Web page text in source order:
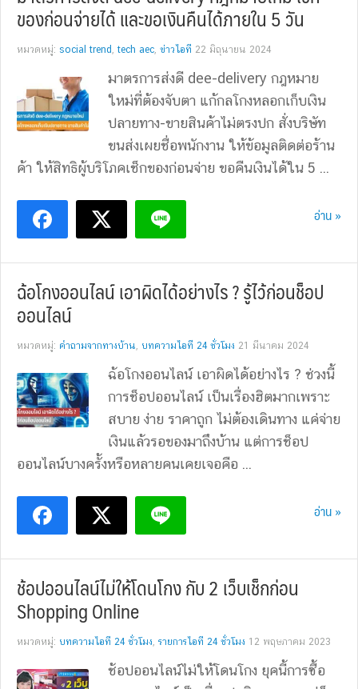
ของก่อนจ่ายได้ และขอเงินคืนได้ภายใน 5 วัน
หมวดหมู่: social trend ,tech aec, ข่าวไอที 22 มิถุนายน 2024
มาตรการส่งดี dee-delivery กฎหมาย
ใหม่ที่ต้องจับตา แก้กลโกงหลอกเก็บเงิน
ปลายทาง-ขายสินค้าไม่ตรงปก สั่งบริษัท
ขนส่งเผยชื่อพนักงาน ให้ข้อมูลติดต่อร้าน
ค้า ให้สิทธิผู้บริโภคเช็กของก่อนจ่าย ขอคืนเงินได้ใน 5 ...
อ่าน »
ฉ้อโกงออนไลน์ เอาผิดได้อย่างไร ? รู้ไว้ก่อนช็อป
ออนไลน์
หมวดหมู่: คำถามจากทางบ้าน, บทความไอที 24 ชั่วโมง 21 มีนาคม 2024
ฉ้อโกงออนไลน์ เอาผิดได้อย่างไร ? ช่วงนี้
การช็อปออนไลน์ เป็นเรื่องฮิตมากเพราะ
สบาย ง่าย ราคาถูก ไม่ต้องเดินทาง แค่จ่าย
เงินแล้วรอของมาถึงบ้าน แต่การช็อป
ออนไลน์บางครั้งหรือหลายคนเคยเจอคือ ...
อ่าน »
ช้อปออนไลน์ไม่ให้โดนโกง กับ 2 เว็บเช็กก่อน
Shopping Online
หมวดหมู่: บทความไอที 24 ชั่วโมง, รายการไอที 24 ชั่วโมง 12 พฤษภาคม 2023
ช้อปออนไลน์ไม่ให้โดนโกง ยุคนี้การซื้อ